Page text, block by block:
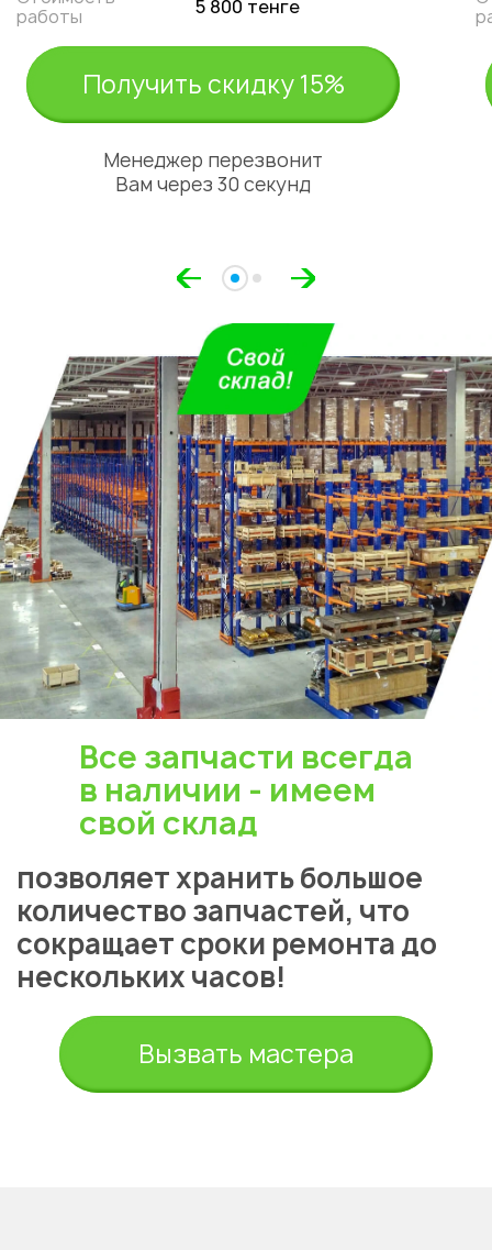
работы
5 800 тенге
Получить скидку 15%
Менеджер перезвонит
Вам через 30 секунд
Все запчасти всегда
в наличии - имеем
свой склад
позволяет хранить большое
количество запчастей, что
сокращает сроки ремонта до
нескольких часов!
Вызвать мастера
Астана